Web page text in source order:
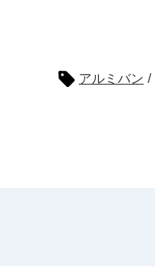
アルミバン /